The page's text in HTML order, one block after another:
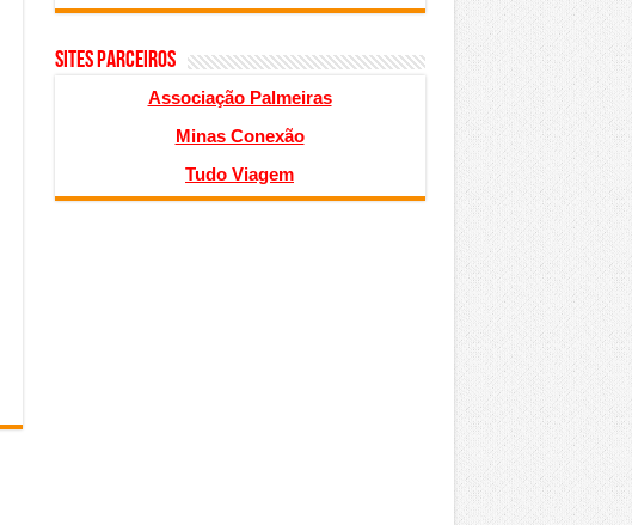
SITES PARCEIROS
Associação Palmeiras
Minas Conexão
Tudo Viagem